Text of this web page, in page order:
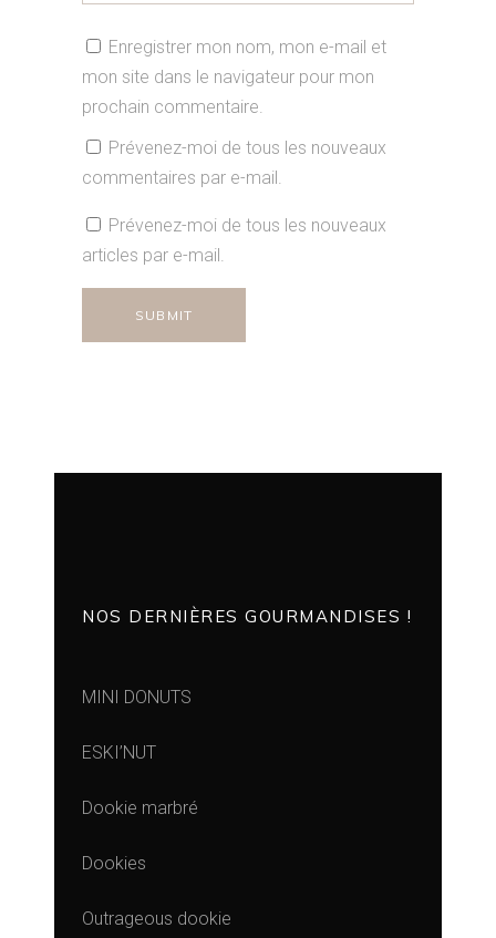
Enregistrer mon nom, mon e-mail et
mon site dans le navigateur pour mon
prochain commentaire.
Prévenez-moi de tous les nouveaux
commentaires par e-mail.
Prévenez-moi de tous les nouveaux
articles par e-mail.
NOS DERNIÈRES GOURMANDISES !
MINI DONUTS
ESKI’NUT
Dookie marbré
Dookies
Outrageous dookie